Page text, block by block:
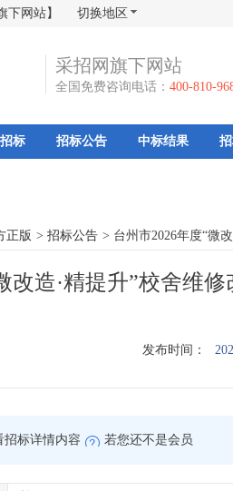
网站】 切换地区
采招网旗下网站
全国免费咨询电话： 400-810-
标 招标公告 中标结果
正版 > 招标公告 > 台州市2026年度“微
改造·精提升”校舍维
发布时间：
招标详情内容 若您还不是会员